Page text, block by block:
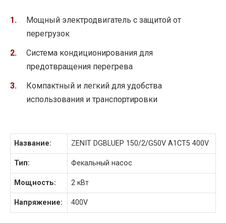
Мощный электродвигатель с защитой от
перегрузок
Система кондиционирования для
предотвращения перегрева
Компактный и легкий для удобства
использования и транспортировки
Название: ZENIT DGBLUEP 150/2/G50V A1CT5 400V
Тип: Фекальный насос
Мощность: 2 кВт
Напряжение: 400V